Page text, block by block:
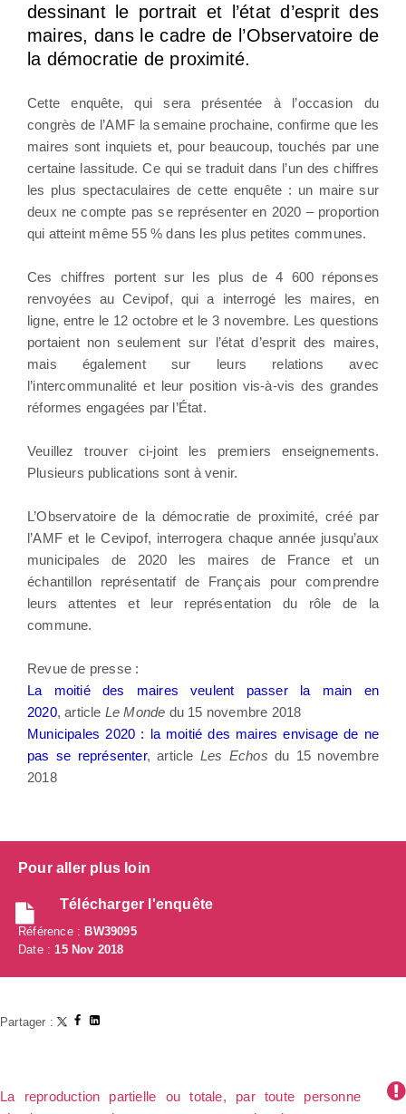
dessinant le portrait et l’état d’esprit des
maires, dans le cadre de l’Observatoire de
la démocratie de proximité.
Cette enquête, qui sera présentée à l’occasion du
congrès de l’AMF la semaine prochaine, confirme que les
maires sont inquiets et, pour beaucoup, touchés par une
certaine lassitude. Ce qui se traduit dans l’un des chiffres
les plus spectaculaires de cette enquête : un maire sur
deux ne compte pas se représenter en 2020 – proportion
qui atteint même 55 % dans les plus petites communes.
Ces chiffres portent sur les plus de 4 600 réponses
renvoyées au Cevipof, qui a interrogé les maires, en
ligne, entre le 12 octobre et le 3 novembre. Les questions
portaient non seulement sur l’état d’esprit des maires,
mais également sur leurs relations avec
l’intercommunalité et leur position vis-à-vis des grandes
réformes engagées par l’État.
Veuillez trouver ci-joint les premiers enseignements.
Plusieurs publications sont à venir.
L’Observatoire de la démocratie de proximité, créé par
l’AMF et le Cevipof, interrogera chaque année jusqu’aux
municipales de 2020 les maires de France et un
échantillon représentatif de Français pour comprendre
leurs attentes et leur représentation du rôle de la
commune.
Revue de presse :
La moitié des maires veulent passer la main en
2020, article Le Monde du 15 novembre 2018
Municipales 2020 : la moitié des maires envisage de ne
pas se représenter, article Les Echos du 15 novembre
2018
Pour aller plus loin
Télécharger l'enquête
Référence : BW39095
Date : 15 Nov 2018
Partager :
La reproduction partielle ou totale, par toute personne